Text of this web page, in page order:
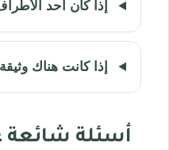
إذا كان أحد
إذا كانت هناك
أسئلة